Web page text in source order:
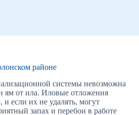
районе
системы невозможна
ям от ила. Иловые отложения
если их не удалять, могут
запах и перебои в работе